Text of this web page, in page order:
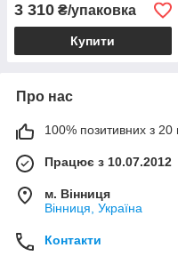
3 310 ₴/упаковка
Купити
Про нас
100% позитивних з 20
Працює з 10.07.2012
м. Вінниця
Вінниця, Україна
Контакти